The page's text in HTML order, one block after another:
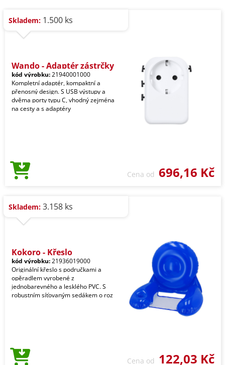
Skladem: 1.500 ks
Wando - Adaptér zástrčky
kód výrobku:21940001000
Kompletní adaptér, kompaktní a
přenosný design. S USB výstupy a
dvěma porty typu C, vhodný zejména
na cesty a s adaptéry
Cena od 696,16 Kč
Skladem: 3.158 ks
Kokoro - Křeslo
kód výrobku:21936019000
Originální křeslo s područkami a
opěradlem vyrobené z
jednobarevného a lesklého PVC. S
robustním síťovaným sedákem o roz
Cena od 122,03 Kč